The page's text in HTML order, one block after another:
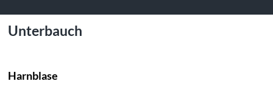
Unterbauch
Harnblase